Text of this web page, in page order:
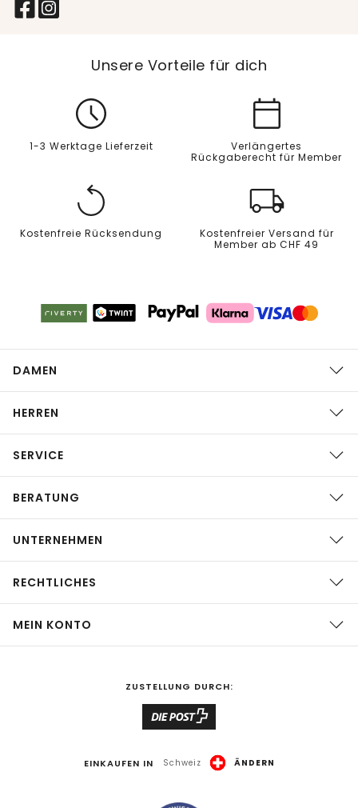
Unsere Vorteile für dich
1-3 Werktage Lieferzeit
Verlängertes
Rückgaberecht für Member
Kostenfreie Rücksendung
Kostenfreier Versand für
Member ab CHF 49
DAMEN
HERREN
SERVICE
BERATUNG
UNTERNEHMEN
RECHTLICHES
MEIN KONTO
ZUSTELLUNG DURCH:
EINKAUFEN IN Schweiz ÄNDERN